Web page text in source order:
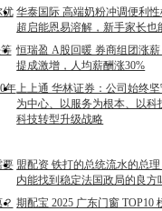
优 华泰国际 高端奶粉冲调便利
超启能恩易溶解，新手家长也
恒瑞盈 A股回暖 券商组团涨
提成激增，人均薪酬涨30%
年上上通 华林证券：公司始终
为中心、以服务为根本、以科
科技转型升级战略
要 盟配资 铁打的总统流水的总
内能找到稳定法国政局的良方
期配宝 2025 广东门窗 TOP10